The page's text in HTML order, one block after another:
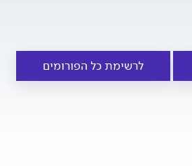
לרשימת כל הפורומים